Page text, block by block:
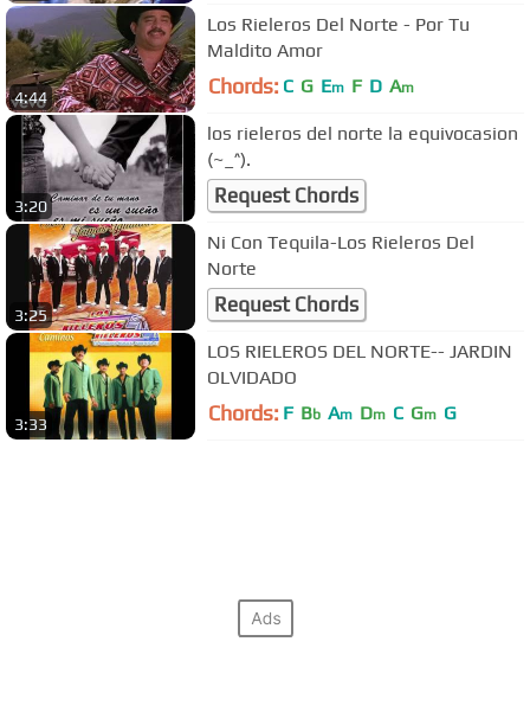
4:44
Los Rieleros Del Norte - Por Tu
Maldito Amor
Chords: C G Em F D Am
3:20
los rieleros del norte la equivocasion
(~_^).
Request Chords
3:25
Ni Con Tequila-Los Rieleros Del
Norte
Request Chords
3:33
LOS RIELEROS DEL NORTE-- JARDIN
OLVIDADO
Chords: F Bb Am Dm C Gm G